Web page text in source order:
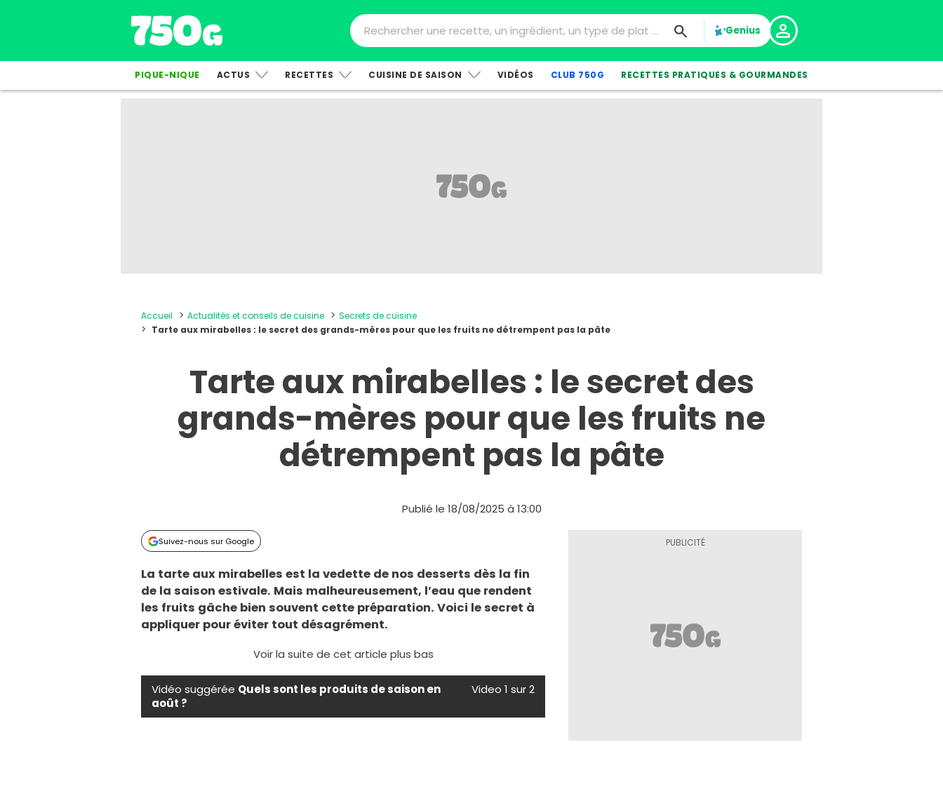
Genius
PIQUE-NIQUE ACTUS RECETTES CUISINE DE SAISON VIDÉOS CLUB 750G RECETTES PRATIQUES & GOURMANDES
Accueil Actualités et conseils de cuisine
Secrets de cuisine
Tarte aux mirabelles : le secret des grands-mères pour que les fruits ne détrempent pas la pâte
Tarte aux mirabelles : le secret des
grands-mères pour que les fruits ne
détrempent pas la pâte
Publié le 18/08/2025 à 13:00
Suivez-nous sur Google
La tarte aux mirabelles est la vedette de nos desserts dès la fin
de la saison estivale. Mais malheureusement, l’eau que rendent
les fruits gâche bien souvent cette préparation. Voici le secret à
appliquer pour éviter tout désagrément.
Voir la suite de cet article plus bas
Vidéo suggérée Quels sont les produits de saison en
août ?
Video 1 sur 2